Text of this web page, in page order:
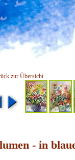
zur Übersicht
- in